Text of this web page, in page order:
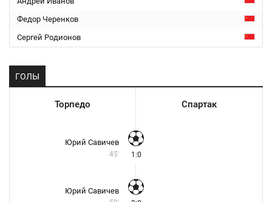
Федор Черенков
Сергей Родионов
ГОЛЫ
Торпедо Спартак
Юрий Савичев
45' 1:0
Юрий Савичев